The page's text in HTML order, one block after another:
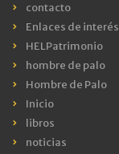
contacto
Enlaces de interés
HELPatrimonio
hombre de palo
Hombre de Palo
Inicio
libros
noticias